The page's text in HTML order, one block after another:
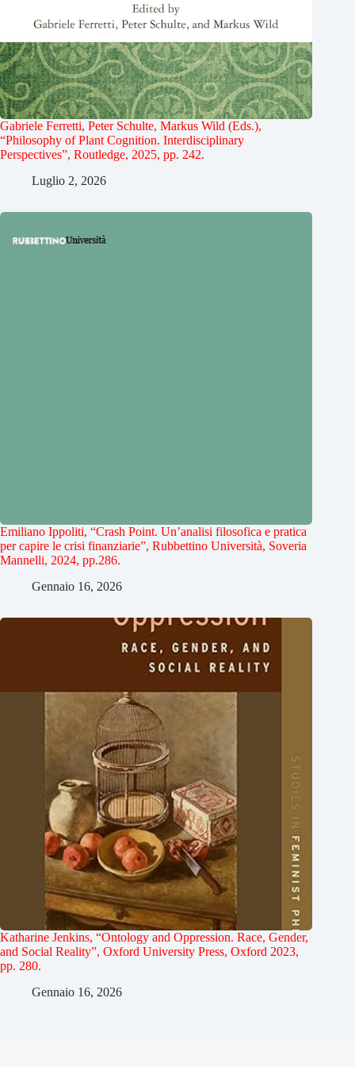
Gabriele Ferretti, Peter Schulte, Markus Wild (Eds.),
“Philosophy of Plant Cognition. Interdisciplinary
Perspectives”, Routledge, 2025, pp. 242.
Luglio 2, 2026
Emiliano Ippoliti, “Crash Point. Un’analisi filosofica e pratica
per capire le crisi finanziarie”, Rubbettino Università, Soveria
Mannelli, 2024, pp.286.
Gennaio 16, 2026
Katharine Jenkins, “Ontology and Oppression. Race, Gender,
and Social Reality”, Oxford University Press, Oxford 2023,
pp. 280.
Gennaio 16, 2026